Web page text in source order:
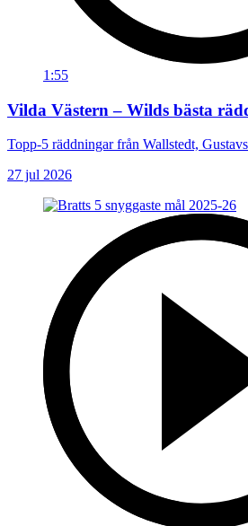
1:55
Vilda Västern – Wilds bästa
Topp-5 räddningar från Wallstedt,
27 jul 2026